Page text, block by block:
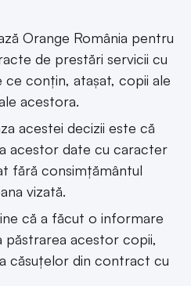
Orange România pentru
de prestări servicii cu
conțin, atașat, copii ale
acestora.
acestei decizii este că
acestor date cu caracter
fără consimțământul
vizată.
că a făcut o informare
păstrarea acestor copii,
căsuțelor din contract cu